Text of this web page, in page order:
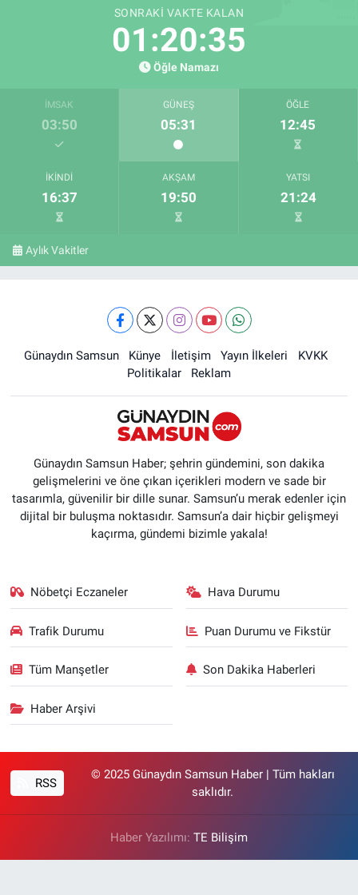
SONRAKI VAKTE KALAN
01:20:35
Öğle Namazı
İMSAK
03:50
GÜNEŞ
05:31
ÖĞLE
12:45
İKINDI
16:37
AKŞAM
19:50
YATSI
21:24
Aylık Vakitler
Günaydın Samsun Künye İletişim Yayın İlkeleri
KVKK
Politikalar
Reklam
Günaydın Samsun Haber; şehrin gündemini, son dakika
gelişmelerini ve öne çıkan içerikleri modern ve sade bir
tasarımla, güvenilir bir dille sunar. Samsun’u merak edenler için
dijital bir buluşma noktasıdır. Samsun’a dair hiçbir gelişmeyi
kaçırma, gündemi bizimle yakala!
Nöbetçi Eczaneler Hava Durumu
Trafik Durumu Puan Durumu ve Fikstür
Tüm Manşetler Son Dakika Haberleri
Haber Arşivi
RSS
© 2025 Günaydın Samsun Haber | Tüm hakları
saklıdır.
Haber Yazılımı: TE Bilişim